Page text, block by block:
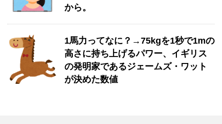
から。
1馬力ってなに？→75kgを1秒で1mの
高さに持ち上げるパワー、イギリス
の発明家であるジェームズ・ワット
が決めた数値